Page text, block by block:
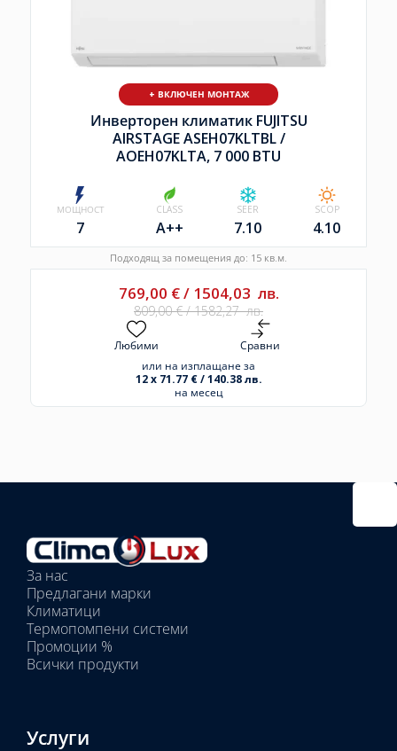
+ ВКЛЮЧЕН МОНТАЖ
Инверторен климатик FUJITSU
AIRSTAGE ASEH07KLTBL /
AOEH07KLTA, 7 000 BTU
МОЩНОСТ
7
CLASS
A++
SEER
7.10
SCOP
4.10
Подходящ за помещения до: 15 кв.м.
769,00 €/ 1504,03 лв.
809,00€/1582,27лв.
Любими
Сравни
или на изплащане за
12 x 71.77 € / 140.38 лв.
на месец
Избрани
вътрешни
тела:
Избрано
тяло:
За нас
Предлагани марки
Климатици
Термопомпени системи
Промоции %
Всички продукти
Услуги